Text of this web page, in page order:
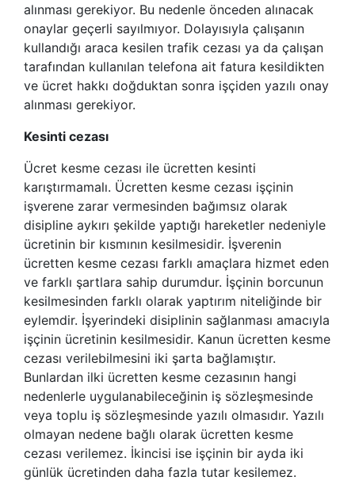
alınması gerekiyor. Bu nedenle önceden alınacak
onaylar geçerli sayılmıyor. Dolayısıyla çalışanın
kullandığı araca kesilen trafik cezası ya da çalışan
tarafından kullanılan telefona ait fatura kesildikten
ve ücret hakkı doğduktan sonra işçiden yazılı onay
alınması gerekiyor.
Kesinti cezası
Ücret kesme cezası ile ücretten kesinti
karıştırmamalı. Ücretten kesme cezası işçinin
işverene zarar vermesinden bağımsız olarak
disipline aykırı şekilde yaptığı hareketler nedeniyle
ücretinin bir kısmının kesilmesidir. İşverenin
ücretten kesme cezası farklı amaçlara hizmet eden
ve farklı şartlara sahip durumdur. İşçinin borcunun
kesilmesinden farklı olarak yaptırım niteliğinde bir
eylemdir. İşyerindeki disiplinin sağlanması amacıyla
işçinin ücretinin kesilmesidir. Kanun ücretten kesme
cezası verilebilmesini iki şarta bağlamıştır.
Bunlardan ilki ücretten kesme cezasının hangi
nedenlerle uygulanabileceğinin iş sözleşmesinde
veya toplu iş sözleşmesinde yazılı olmasıdır. Yazılı
olmayan nedene bağlı olarak ücretten kesme
cezası verilemez. İkincisi ise işçinin bir ayda iki
günlük ücretinden daha fazla tutar kesilemez.